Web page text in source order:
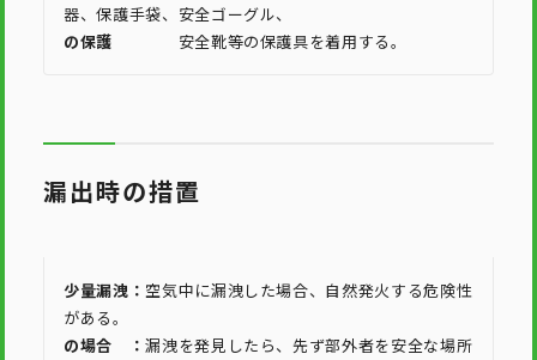
器、保護手袋、安全ゴーグル、
の保護 安全靴等の保護具を着用する。
漏出時の措置
少量漏洩：空気中に漏洩した場合、自然発火する危険性
がある。
の場合 ：漏洩を発見したら、先ず部外者を安全な場所